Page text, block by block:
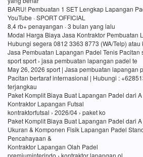
BARU! Pembuatan 1 SET Lengkap Lapangan
YouTube · SPORT OFFICIAL
8,4 rb+ penayangan · 3 bulan yang lalu
Modal Harga Biaya Jasa Kontraktor Pembuatan
Hubungi segera 0812 3363 8773 (WA/Telp) atau
Jasa Pembuatan Lapangan Padel Tenis Pacitan
sport sport › jasa pembuatan lapangan padel te
May 26, 2026 sport | Jasa pembuatan lapangan
Pacitan bertaraf internasional | Hubungi :
terjangkau
Paket Komplit Biaya Buat Lapangan Padel dari A
Kontraktor Lapangan Futsal
kontraktorfutsal › 2026/04 › paket ko
Paket Komplit Biaya Buat Lapangan Padel dari
Ukuran & Komponen Fisik Lapangan Padel
Pencahayaan &
Kontraktor Lapangan Olah Padel
premiuminterindo › kontraktor lapangan ol